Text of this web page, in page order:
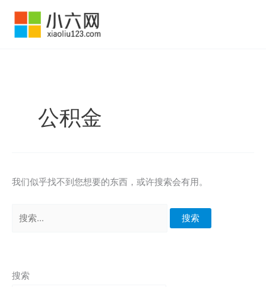
公积金
我们似乎找不到您想要的东西，或许搜索会有用。
索：
搜索